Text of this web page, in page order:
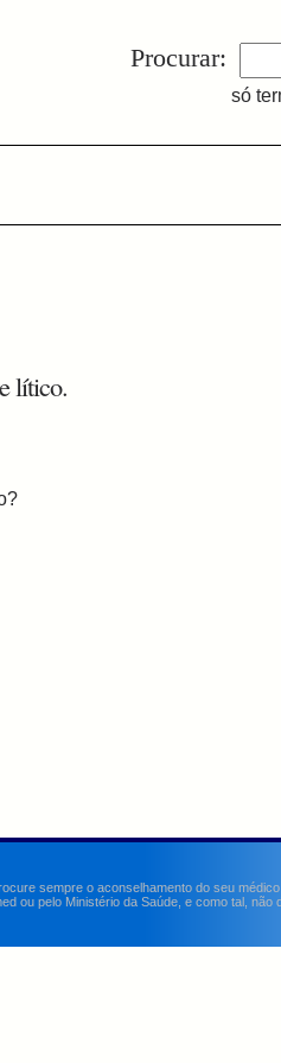
Procurar:
só
lítico.
sempre o aconselhamento do seu
ou pelo Ministério da Saúde, e como tal, não